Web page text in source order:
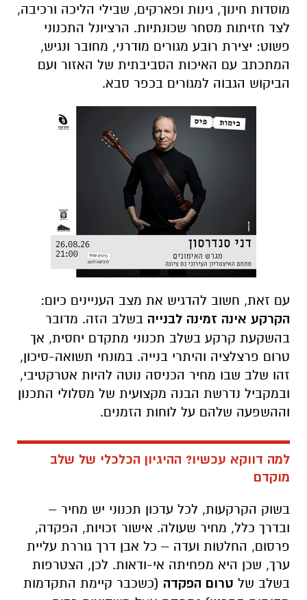
מוסדות חינוך, גינות ופארקים, שבילי הליכה ורכיבה,
לצד חזיתות מסחר שכונתיות. הרציונל התכנוני
פשוט: יצירת רובע מגורים מודרני, מחובר ונגיש,
המתכתב עם האיכות הסביבתית של האזור ועם
הביקוש הגבוה למגורים בכפר סבא.
עם זאת, חשוב להדגיש את מצב העניינים כיום:
הקרקע אינה זמינה לבנייה בשלב הזה. מדובר
בהשקעת קרקע בשלב תכנוני מתקדם יחסית, אך
טרום פרצלציה והיתרי בנייה. במונחי תשואה-סיכון,
זהו שלב שבו מחיר הכניסה נוטה להיות אטרקטיבי,
ובמקביל נדרשת הבנה מקצועית של מסלולי התכנון
וההשפעה שלהם על לוחות הזמנים.
למה דווקא עכשיו? ההיגיון הכלכלי של שלב
מוקדם
בשוק הקרקעות, לכל עדכון תכנוני יש מחיר –
ובדרך כלל, מחיר שעולה. אישור זכויות, הפקדה,
פרסום, החלטות ועדה – כל אבן דרך גוררת עליית
ערך, שכן היא מפחיתה אי-ודאות. לכן, הצטרפות
בשלב של טרום הפקדה (כשכבר קיימת התקדמות